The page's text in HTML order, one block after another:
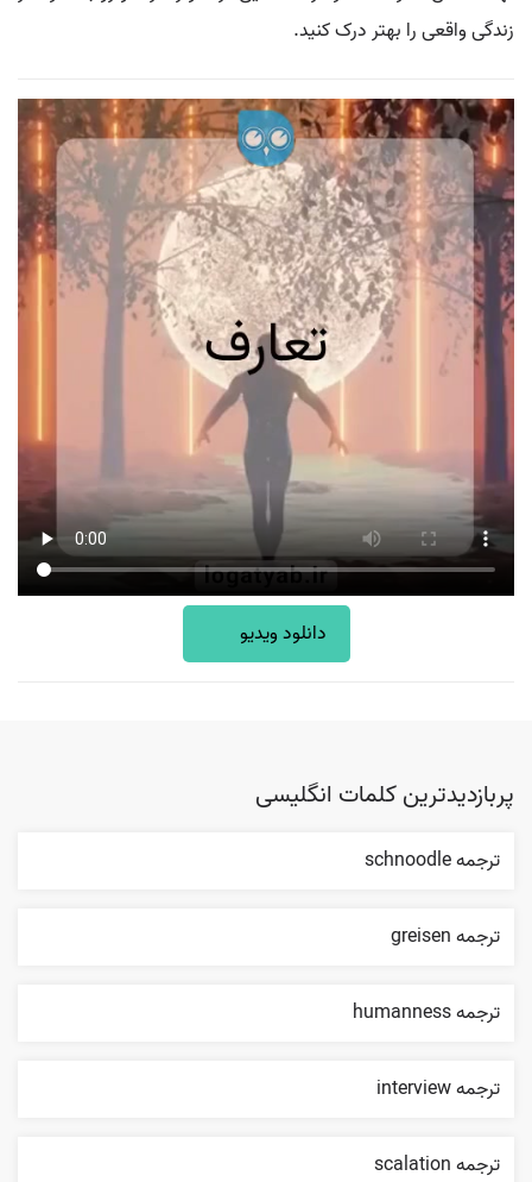
زندگی واقعی را بهتر درک کنید.
دانلود ویدیو
پربازدیدترین کلمات انگلیسی
ترجمه schnoodle
ترجمه greisen
ترجمه humanness
ترجمه interview
ترجمه scalation